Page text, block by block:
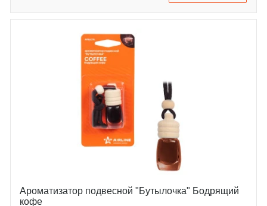
Ароматизатор подвесной "Бутылочка" Бодрящий
кофе